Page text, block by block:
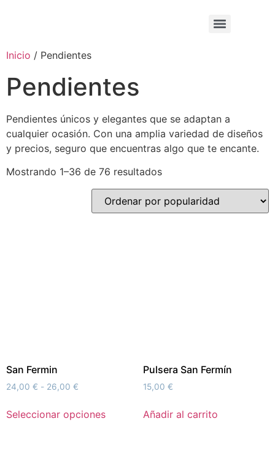
Inicio / Pendientes
Pendientes
Pendientes únicos y elegantes que se adaptan a
cualquier ocasión. Con una amplia variedad de diseños
y precios, seguro que encuentras algo que te encante.
Mostrando 1–36 de 76 resultados
San Fermin
24,00 € - 26,00 €
Seleccionar opciones
Pulsera San Fermín
15,00 €
Añadir al carrito